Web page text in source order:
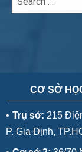
CƠ SỞ
• Trụ sở: 215
P. Gia Định,